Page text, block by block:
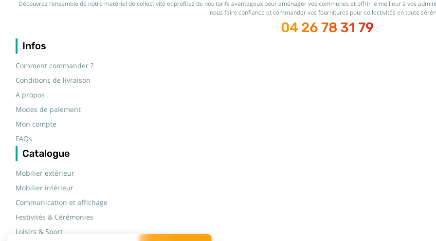
Découvrez l’ensemble de notre matériel de collectivité et profitez de nos tarifs avantageux pour aménager vos communes et offrir le meilleur à vos
nous faire confiance et commander vos fournitures pour collectivités en toute
04 26 78 31 79
Infos
Comment commander ?
Conditions de livraison
A propos
Modes de paiement
Mon compte
FAQs
Catalogue
Mobilier extérieur
Mobilier intérieur
Communication et affichage
Festivités & Cérémonies
Loisirs & Sport